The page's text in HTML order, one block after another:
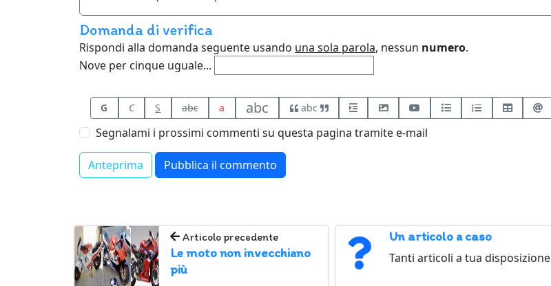
Domanda di verifica
Rispondi alla domanda seguente usando una sola parola, nessun numero.
Nove per cinque uguale...
G C S abc a abc abc
Segnalami i prossimi commenti su questa pagina tramite e-mail
Articolo precedente
Le moto non invecchiano
più
Un articolo a caso
Tanti articoli a tua disposizione